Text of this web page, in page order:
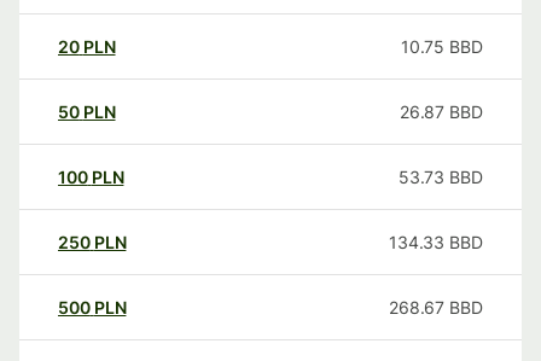
20 PLN 10.75 BBD
50 PLN 26.87 BBD
100 PLN 53.73 BBD
250 PLN 134.33 BBD
500 PLN 268.67 BBD